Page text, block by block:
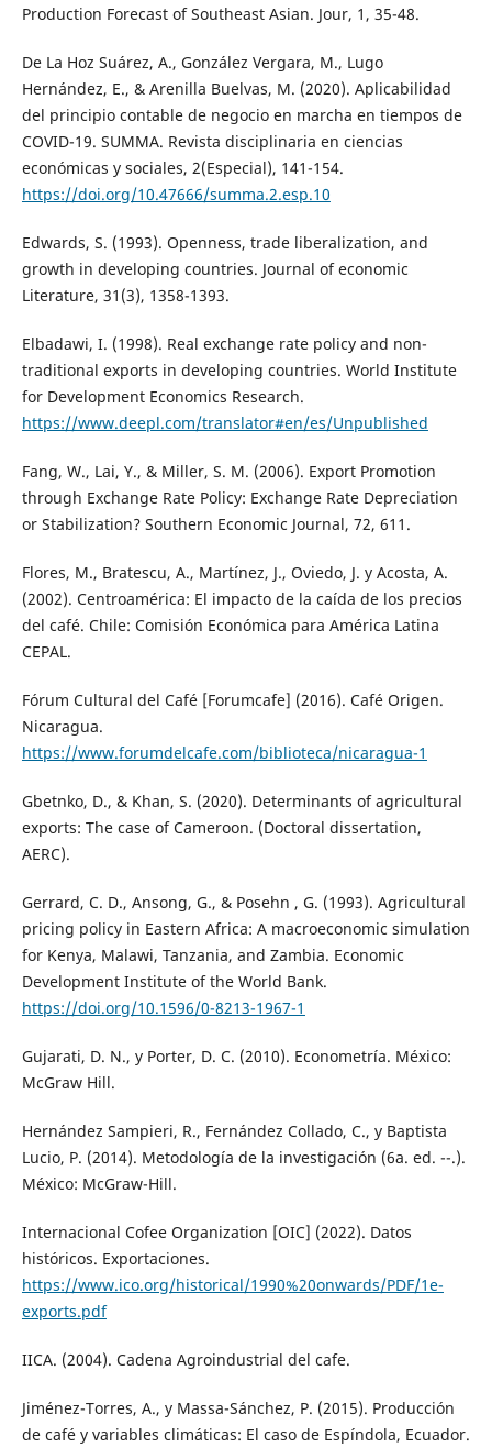
Production Forecast of Southeast Asian. Jour, 1, 35-48.
De La Hoz Suárez, A., González Vergara, M., Lugo
Hernández, E., & Arenilla Buelvas, M. (2020). Aplicabilidad
del principio contable de negocio en marcha en tiempos de
COVID-19. SUMMA. Revista disciplinaria en ciencias
económicas y sociales, 2(Especial), 141-154.
https://doi.org/10.47666/summa.2.esp.10
Edwards, S. (1993). Openness, trade liberalization, and
growth in developing countries. Journal of economic
Literature, 31(3), 1358-1393.
Elbadawi, I. (1998). Real exchange rate policy and non-
traditional exports in developing countries. World Institute
for Development Economics Research.
https://www.deepl.com/translator#en/es/Unpublished
Fang, W., Lai, Y., & Miller, S. M. (2006). Export Promotion
through Exchange Rate Policy: Exchange Rate Depreciation
or Stabilization? Southern Economic Journal, 72, 611.
Flores, M., Bratescu, A., Martínez, J., Oviedo, J. y Acosta, A.
(2002). Centroamérica: El impacto de la caída de los precios
del café. Chile: Comisión Económica para América Latina
CEPAL.
Fórum Cultural del Café [Forumcafe] (2016). Café Origen.
Nicaragua.
https://www.forumdelcafe.com/biblioteca/nicaragua-1
Gbetnko, D., & Khan, S. (2020). Determinants of agricultural
exports: The case of Cameroon. (Doctoral dissertation,
AERC).
Gerrard, C. D., Ansong, G., & Posehn , G. (1993). Agricultural
pricing policy in Eastern Africa: A macroeconomic simulation
for Kenya, Malawi, Tanzania, and Zambia. Economic
Development Institute of the World Bank.
https://doi.org/10.1596/0-8213-1967-1
Gujarati, D. N., y Porter, D. C. (2010). Econometría. México:
McGraw Hill.
Hernández Sampieri, R., Fernández Collado, C., y Baptista
Lucio, P. (2014). Metodología de la investigación (6a. ed. --.).
México: McGraw-Hill.
Internacional Cofee Organization [OIC] (2022). Datos
históricos. Exportaciones.
https://www.ico.org/historical/1990%20onwards/PDF/1e-
exports.pdf
IICA. (2004). Cadena Agroindustrial del cafe.
Jiménez-Torres, A., y Massa-Sánchez, P. (2015). Producción
de café y variables climáticas: El caso de Espíndola, Ecuador.